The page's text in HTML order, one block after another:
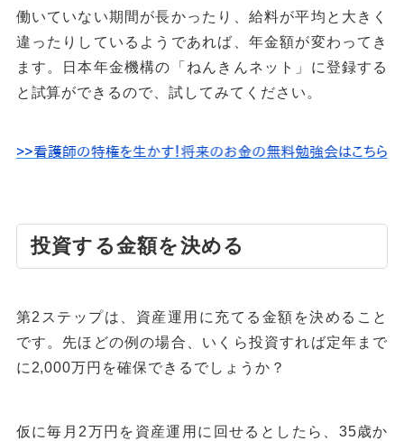
働いていない期間が長かったり、給料が平均と大きく
違ったりしているようであれば、年金額が変わってき
ます。日本年金機構の「ねんきんネット」に登録する
と試算ができるので、試してみてください。
投資する金額を決める
第2ステップは、資産運用に充てる金額を決めること
です。先ほどの例の場合、いくら投資すれば定年まで
に2,000万円を確保できるでしょうか？
仮に毎月2万円を資産運用に回せるとしたら、35歳か